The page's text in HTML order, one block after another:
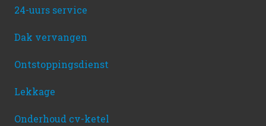
24-uurs service
Dak vervangen
Ontstoppingsdienst
Lekkage
Onderhoud cv-ketel